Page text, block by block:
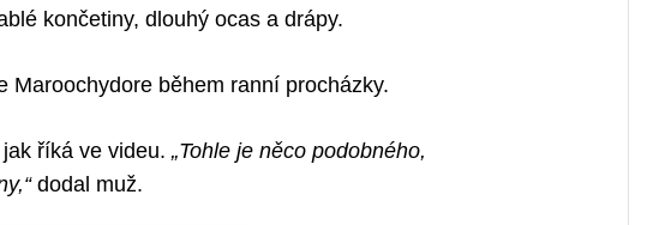
končetiny, dlouhý ocas a drápy.
Maroochydore během ranní procházky.
říká ve videu. „Tohle je něco podobného,
dodal muž.